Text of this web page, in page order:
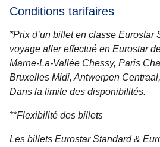
Conditions tarifaires
*Prix d’un billet en classe Eurostar
voyage aller effectué en Eurostar
Marne-La-Vallée Chessy, Paris
Bruxelles Midi, Antwerpen
Dans la limite des disponibilités.
**Flexibilité des billets
Les billets Eurostar Standard &